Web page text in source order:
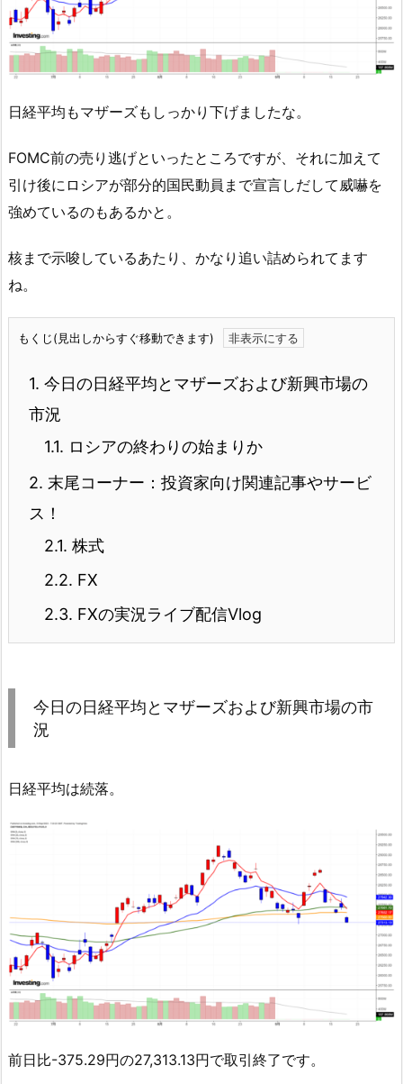
日経平均もマザーズもしっかり下げましたな。
FOMC前の売り逃げといったところですが、それに加えて
引け後にロシアが部分的国民動員まで宣言しだして威嚇を
強めているのもあるかと。
核まで示唆しているあたり、かなり追い詰められてます
ね。
もくじ(見出しからすぐ移動できます)
1. 今日の日経平均とマザーズおよび新興市場の
市況
1.1. ロシアの終わりの始まりか
2. 末尾コーナー：投資家向け関連記事やサービ
ス！
2.1. 株式
2.2. FX
2.3. FXの実況ライブ配信Vlog
今日の日経平均とマザーズおよび新興市場の市
況
日経平均は続落。
前日比-375.29円の27,313.13円で取引終了です。